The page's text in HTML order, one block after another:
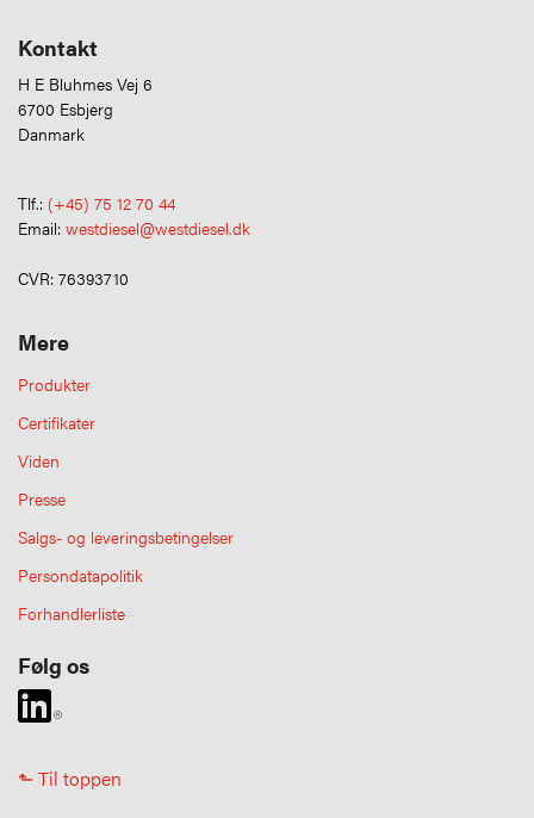
Kontakt
H E Bluhmes Vej 6
6700 Esbjerg
Danmark
Tlf.: (+45) 75 12 70 44
Email: westdiesel@westdiesel.dk
CVR: 76393710
Mere
Produkter
Certifikater
Viden
Presse
Salgs- og leveringsbetingelser
Persondatapolitik
Forhandlerliste
Følg os
⬑ Til toppen